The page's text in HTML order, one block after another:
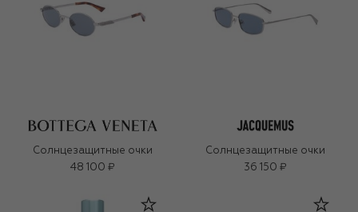
Солнцезащитные очки
48 100 ₽
Солнцезащитные очки
36 150 ₽